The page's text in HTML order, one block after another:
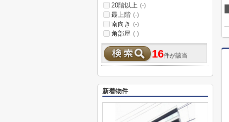
20階以上 (-)
最上階 (-)
南向き (-)
角部屋 (-)
16件が該当
新着物件